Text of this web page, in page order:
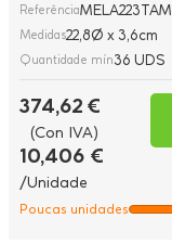
ReferênciaMELA223TAM
Medidas22,8Ø x 3,6cm
Quantidade mín36 UDS
374,62 €
(Con IVA)
10,406 €
/Unidade
Poucas unidades